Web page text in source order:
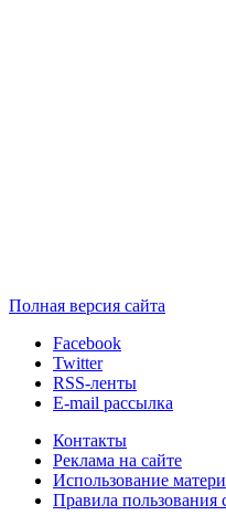
Полная версия сайта
Facebook
Twitter
RSS-ленты
E-mail рассылка
Контакты
Реклама на сайте
Использование
Правила пользования